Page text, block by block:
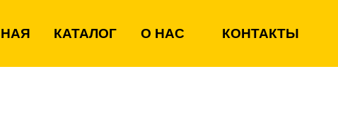
КАТАЛОГ О НАС КОНТАКТЫ